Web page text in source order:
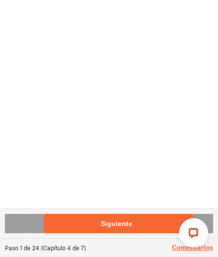
Paso1 de 24 (Capítulo4 de 7) Comentarios
Siguiente